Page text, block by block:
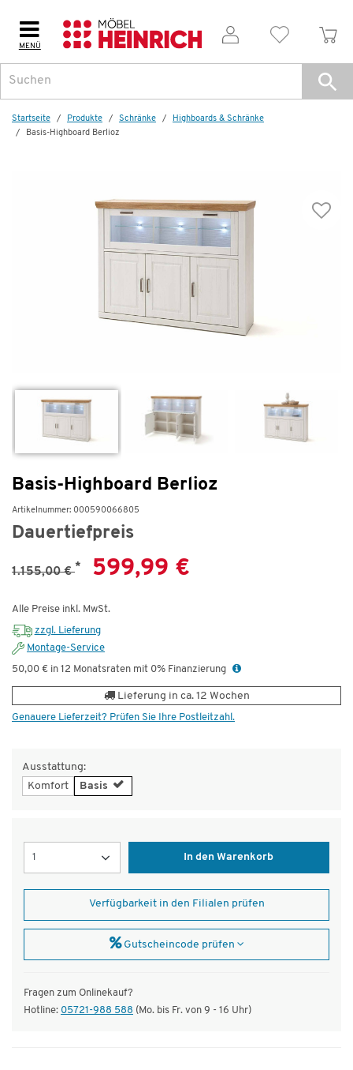
MENÜ
Startseite Produkte Schränke
Highboards & Schränke
Basis-Highboard Berlioz
Basis-Highboard Berlioz
Artikelnummer: 000590066805
Dauertiefpreis
1.155,00 €* 599,99 €
Alle Preise inkl. MwSt.
zzgl. Lieferung
Montage-Service
50,00 € in 12 Monatsraten mit 0% Finanzierung
Lieferung in ca. 12 Wochen
Genauere Lieferzeit? Prüfen Sie Ihre Postleitzahl.
Ausstattung:
Komfort
Basis
In den Warenkorb
Weitere Artikel aus der Serie
Sideboard
1.208,00 €* 599,99 €
Verfügbarkeit in den Filialen prüfen
Gutscheincode prüfen
Fragen zum Onlinekauf?
Hotline: 05721-988 588 (Mo. bis Fr. von 9 - 16 Uhr)